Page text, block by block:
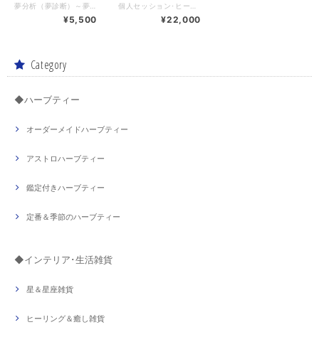
¥5,500 ¥22,000
Category
◆ハーブティー
オーダーメイドハーブティー
アストロハーブティー
鑑定付きハーブティー
定番＆季節のハーブティー
◆インテリア･生活雑貨
星＆星座雑貨
ヒーリング＆癒し雑貨